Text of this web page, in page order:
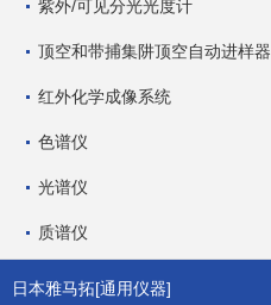
紫外/可见分光光度计
顶空和带捕集阱顶空自动进样器
红外化学成像系统
色谱仪
光谱仪
质谱仪
日本雅马拓[通用仪器]